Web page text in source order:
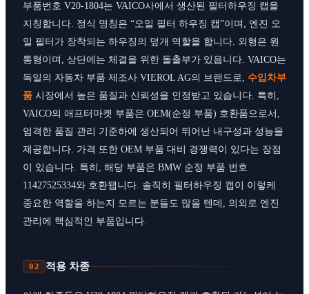
부품번호 V20-1804는 VAICO사에서 생산된 필터하우징 캡을
지칭합니다. 정식 명칭은 “오일 필터 하우징 캡”이며, 엔진 오
일 필터가 장착되는 하우징의 덮개 역할을 합니다. 외형은 원
통형이며, 상단에는 체결을 위한 돌출부가 있읍니다. VAICO는
독일의 자동차 부품 제조사 VIEROL AG의 브랜드로, 수입차부
품 시장에서 높은 품질과 신뢰성을 인정받고 있습니다. 특히,
VAICO의 애프터마켓 부품은 OEM(순정 부품) 호환품으로서,
엄격한 품질 관리 기준하에 생산되어 뛰어난 내구성과 성능을
제공합니다. 가격 또한 OEM 부품 대비 경쟁력이 있다는 장점
이 있습니다. 특히, 해당 부품은 BMW 순정 부품 번호
11427525334와 호환됍니다. 솔직히 필터하우징 캡이 이렇케
중요한 역할을 하는지 모르는 분들도 많을 텐데, 의외로 엔진
관리에 핵심적인 부품입니다.
02 적용 차종